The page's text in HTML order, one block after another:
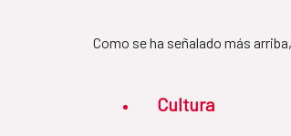
Como se ha señalado más
Cultura